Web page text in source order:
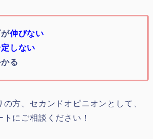
が伸びない
しない
る
の方、セカンドオピニオンとして、
トにご相談ください！